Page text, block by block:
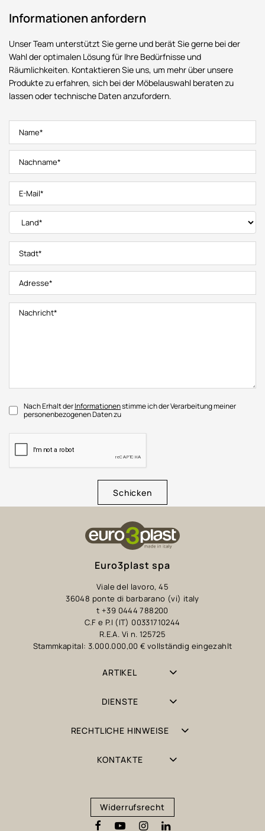
Informationen anfordern
Unser Team unterstützt Sie gerne und berät Sie gerne bei der
Wahl der optimalen Lösung für Ihre Bedürfnisse und
Räumlichkeiten. Kontaktieren Sie uns, um mehr über unsere
Produkte zu erfahren, sich bei der Möbelauswahl beraten zu
lassen oder technische Daten anzufordern.
Nach Erhalt derInformationenstimme ich der Verarbeitung meiner
personenbezogenen Daten zu
Schicken
Euro3plast spa
Viale del lavoro, 45
36048 ponte di barbarano (vi) italy
t +39 0444 788200
C.F e P.I (IT) 00331710244
R.E.A. Vi n. 125725
Stammkapital: 3.000.000,00 € vollständig eingezahlt
ARTIKEL
DIENSTE
RECHTLICHE HINWEISE
KONTAKTE
Widerrufsrecht